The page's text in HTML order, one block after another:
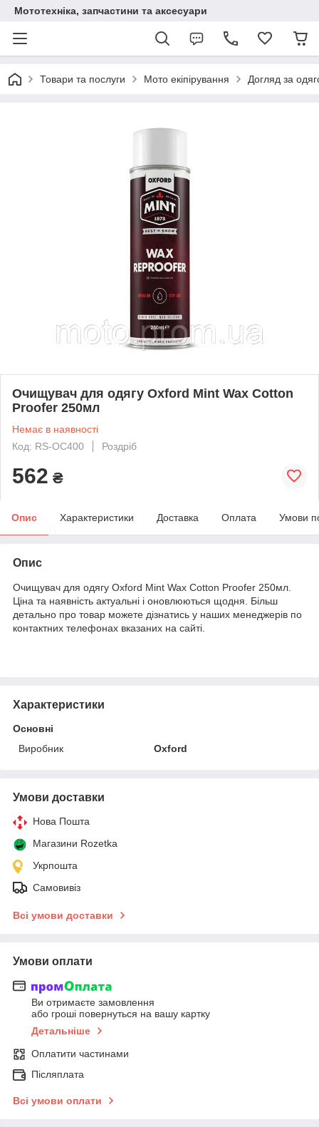
Мототехніка, запчастини та аксесуари
Товари та послуги Мото екіпірування Догляд за
Очищувач для одягу Oxford Mint Wax Cotton
Proofer 250мл
Немає в наявності
Код: RS-OC400
Роздріб
562 ₴
Опис Характеристики Доставка Оплата Умови
Опис
Очищувач для одягу Oxford Mint Wax Cotton Proofer 250мл.
Ціна та наявність актуальні і оновлюються щодня. Більш
детально про товар можете дізнатись у наших менеджерів по
контактних телефонах вказаних на сайті.
Характеристики
Основні
Виробник
Oxford
Умови доставки
Нова Пошта
Магазини Rozetka
Укрпошта
Самовивіз
Всі умови доставки
Умови оплати
Ви отримаєте замовлення
або гроші повернуться на вашу картку
Детальніше
Оплатити частинами
Післяплата
Всі умови оплати